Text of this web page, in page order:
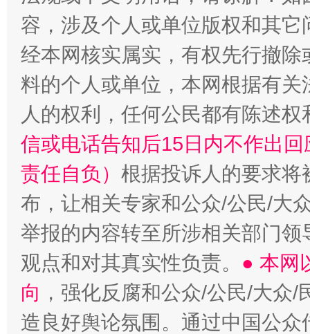
招工难、用工荒背后
容，涉及个人或单位版权和其它
经本网核实属实，有权先行撤
料的个人或单位，本网根据有
人的权利，任何公民都有陈述
信或电话告知后15日内不作出
责任自负） 根据投诉人的要求将
布，让相关专家和公众/公民/大
举报的内容转至所涉相关部门
观点和对其真实性负责。 ● 本网
向 ，强化反腐和公众/公民/大众
造良好舆论氛围。通过中国公